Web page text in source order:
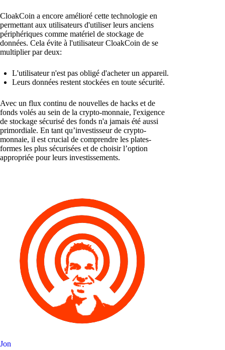
CloakCoin a encore amélioré cette technologie en
permettant aux utilisateurs d'utiliser leurs anciens
périphériques comme matériel de stockage de
données. Cela évite à l'utilisateur CloakCoin de se
multiplier par deux:
L'utilisateur n'est pas obligé d'acheter un appareil.
Leurs données restent stockées en toute sécurité.
Avec un flux continu de nouvelles de hacks et de
fonds volés au sein de la crypto-monnaie, l'exigence
de stockage sécurisé des fonds n'a jamais été aussi
primordiale. En tant qu’investisseur de crypto-
monnaie, il est crucial de comprendre les plates-
formes les plus sécurisées et de choisir l’option
appropriée pour leurs investissements.
Jon